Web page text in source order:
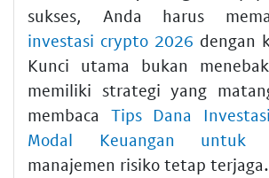
sukses, Anda harus
investasi crypto 2026 dengan
Kunci utama bukan
memiliki strategi yang
membaca Tips Dana
Modal Keuangan untuk
manajemen risiko tetap terjaga.